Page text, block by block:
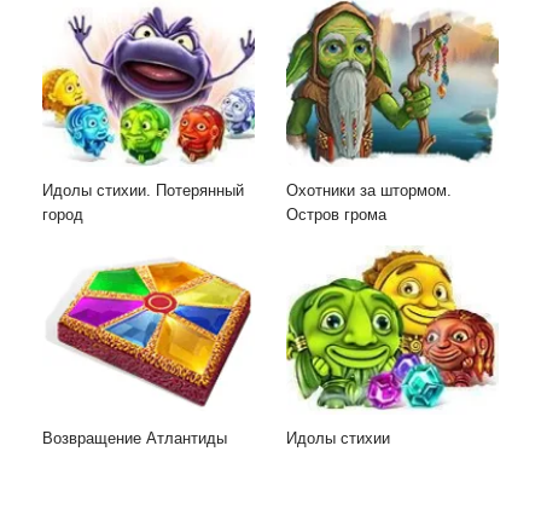
Идолы стихии. Потерянный
город
Охотники за штормом.
Остров грома
Возвращение Атлантиды Идолы стихии